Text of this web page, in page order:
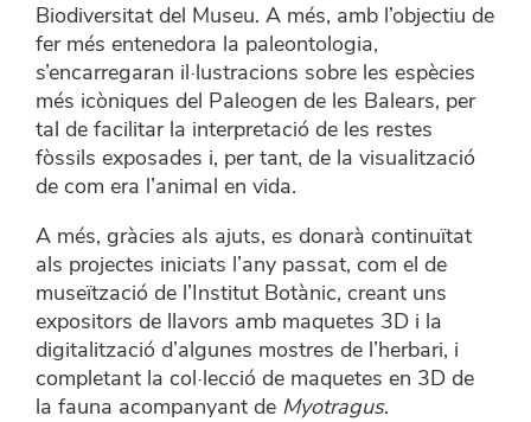
Biodiversitat del Museu. A més, amb l’objectiu de
fer més entenedora la paleontologia,
s’encarregaran il·lustracions sobre les espècies
més icòniques del Paleogen de les Balears, per
tal de facilitar la interpretació de les restes
fòssils exposades i, per tant, de la visualització
de com era l’animal en vida.
A més, gràcies als ajuts, es donarà continuïtat
als projectes iniciats l’any passat, com el de
museïtzació de l’Institut Botànic, creant uns
expositors de llavors amb maquetes 3D i la
digitalització d’algunes mostres de l’herbari, i
completant la col·lecció de maquetes en 3D de
la fauna acompanyant de Myotragus.